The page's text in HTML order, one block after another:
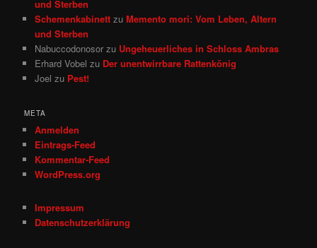
und Sterben
Schemenkabinett zuMemento mori: Vom Leben, Altern
und Sterben
Nabuccodonosor zu Ungeheuerliches in Schloss Ambras
Erhard Vobel zu Der unentwirrbare Rattenkönig
Joel zu Pest!
META
Anmelden
Eintrags-Feed
Kommentar-Feed
WordPress.org
Impressum
Datenschutzerklärung